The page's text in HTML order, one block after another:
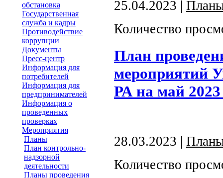
обстановка
Государственная
служба и кадры
Противодействие
коррупции
Документы
Пресс-центр
Информация для
потребителей
Информация для
предпринимателей
Информация о
проведенных
проверках
Мероприятия
Планы
План контрольно-
надзорной
деятельности
Планы проведения
25.04.2023 |
Количество
План
мероприятий
РА на май 2023
28.03.2023 |
Количество